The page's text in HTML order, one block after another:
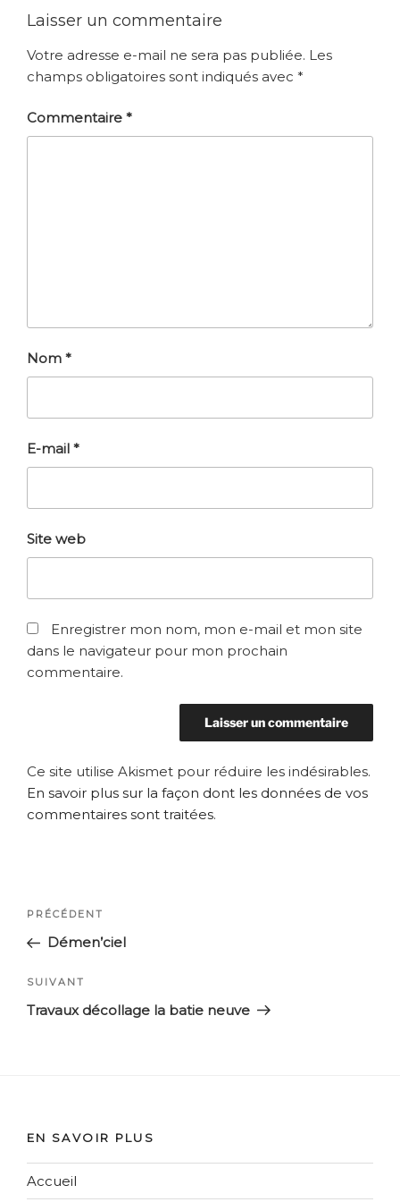
Laisser un commentaire
Votre adresse e-mail ne sera pas publiée. Les
champs obligatoires sont indiqués avec *
Commentaire *
Nom *
E-mail *
Site web
Enregistrer mon nom, mon e-mail et mon site
dans le navigateur pour mon prochain
commentaire.
Ce site utilise Akismet pour réduire les indésirables.
En savoir plus sur la façon dont les données de vos
commentaires sont traitées.
Navigation
l’article
Article
précédent
PRÉCÉDENT
Démen’ciel
Article
suivant
SUIVANT
Travaux décollage la batie neuve
EN SAVOIR PLUS
Accueil